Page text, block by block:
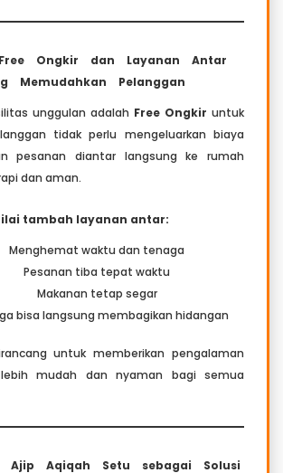
Ongkir dan Layanan Antar
Memudahkan Pelanggan
unggulan adalah Free Ongkir untuk
tidak perlu mengeluarkan biaya
pesanan diantar langsung ke rumah
dan aman.
tambah layanan antar:
Menghemat waktu dan tenaga
Pesanan tiba tepat waktu
Makanan tetap segar
bisa langsung membagikan hidangan
untuk memberikan pengalaman
mudah dan nyaman bagi semua
Ajip Aqiqah Setu sebagai Solusi